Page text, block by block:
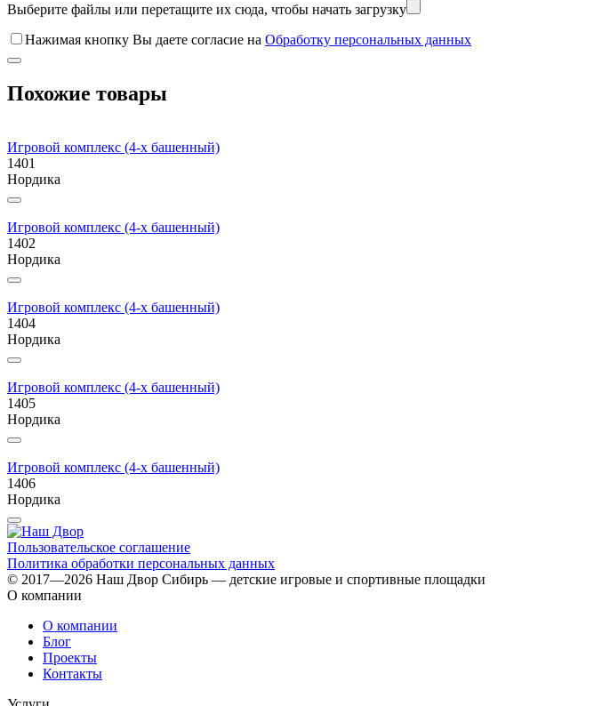
Выберите файлы или перетащите их сюда, чтобы начать загрузку
Нажимая кнопку Вы даете согласие на Обработку персональных данных
Похожие товары
Игровой комплекс (4-х башенный)
1401
Нордика
Игровой комплекс (4-х башенный)
1402
Нордика
Игровой комплекс (4-х башенный)
1404
Нордика
Игровой комплекс (4-х башенный)
1405
Нордика
Игровой комплекс (4-х башенный)
1406
Нордика
Пользовательское соглашение
Политика обработки персональных данных
© 2017—2026 Наш Двор Сибирь — детские игровые и спортивные площадки
О компании
О компании
Блог
Проекты
Контакты